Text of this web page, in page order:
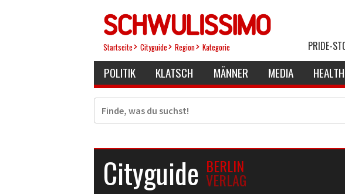
Startseite Cityguide Region Kategorie PRIDE-
POLITIK KLATSCH MÄNNER MEDIA
Suche
Cityguide BERLIN
VERLAG